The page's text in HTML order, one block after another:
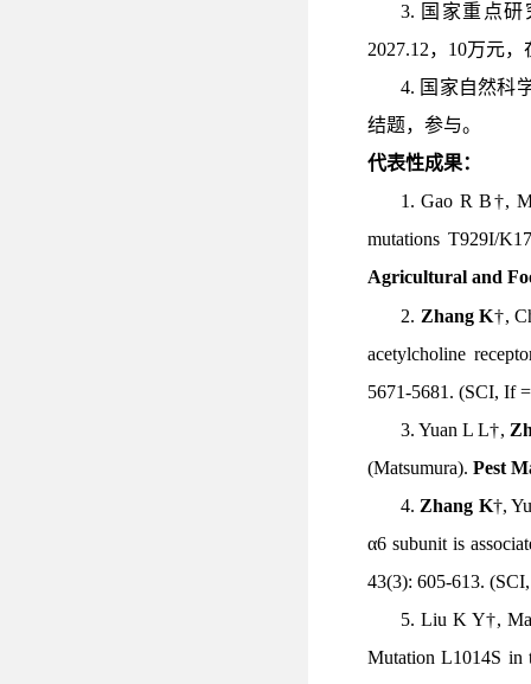
3. 国家重点
2027.12， 10万元，
4. 国家自然科
结题，参与。
代表性成果：
1. Gao R B†,
mutations T929I/
Agricultural and
2. Zhang K†,
acetylcholine
5671-5681 . (SCI, If
3. Yuan L L†,
(Matsumura). Pest
4. Zhang K†,
α6 subunit is
43(3): 605-613.
5. Liu K Y†,
Mutation L1014S in